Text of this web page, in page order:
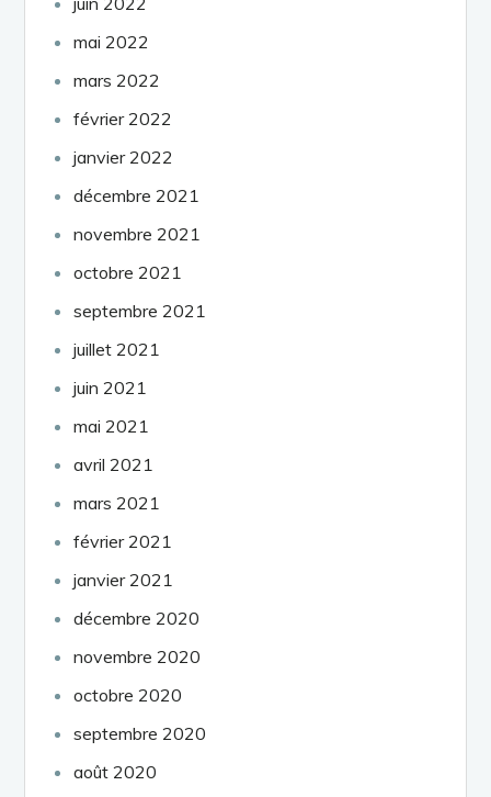
mai 2022
mars 2022
février 2022
janvier 2022
décembre 2021
novembre 2021
octobre 2021
septembre 2021
juillet 2021
juin 2021
mai 2021
avril 2021
mars 2021
février 2021
janvier 2021
décembre 2020
novembre 2020
octobre 2020
septembre 2020
août 2020